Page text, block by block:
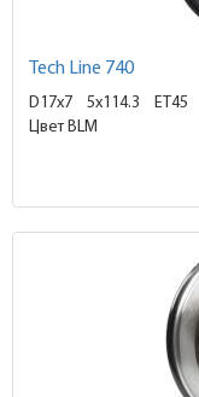
Tech Line 740
D17x7 5x114.3 ET45
Цвет BLM